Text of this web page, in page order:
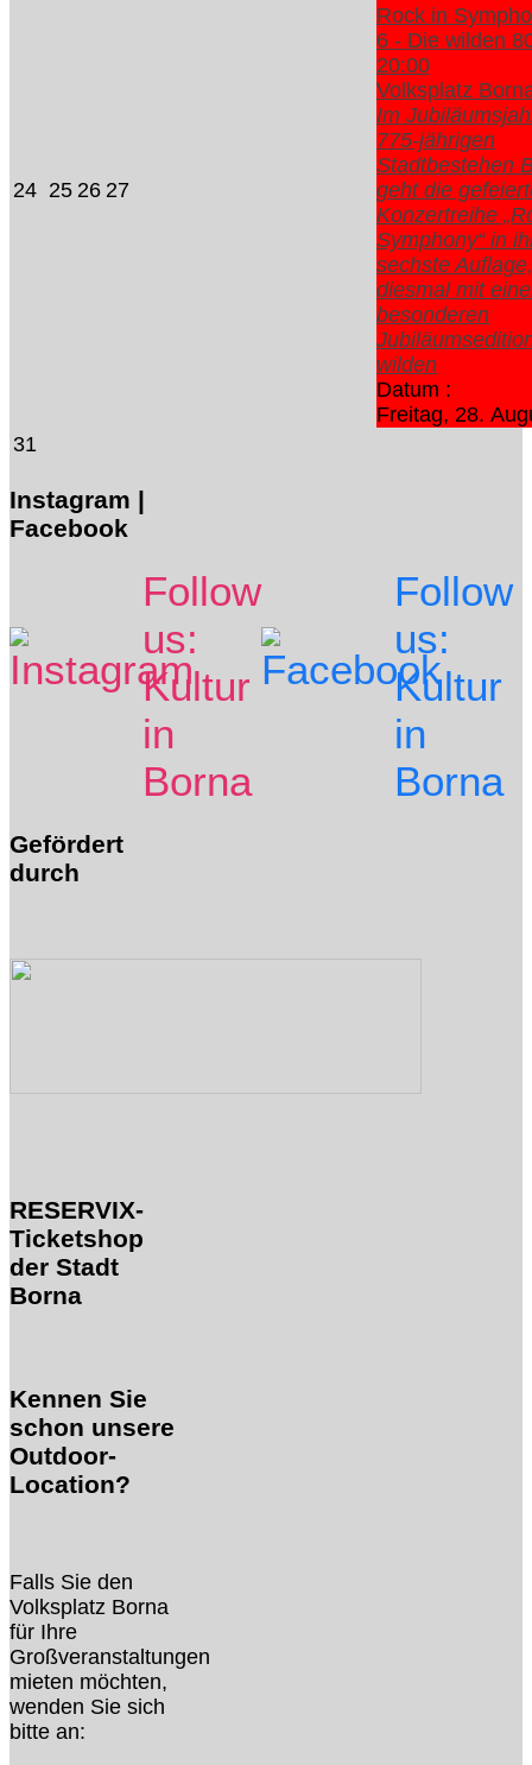
24 25 26 27
Rock in
6 - Die wilden
20:00
Volksplatz
Im
775-jährigen
Stadtbestehen
geht die
Konzertreihe
Symphony“ in
sechste Auflage,
diesmal mit
besonderen
wilden
Datum :
Freitag, 28.
31
Instagram |
Facebook
Follow
us:
Kultur
in
Borna
Follow
us:
Kultur
in
Borna
Gefördert
durch
RESERVIX-
Ticketshop
der Stadt
Borna
Kennen Sie
schon unsere
Outdoor-
Location?
Falls Sie den
Volksplatz Borna
für Ihre
Großveranstaltungen
mieten möchten,
wenden Sie sich
bitte an: